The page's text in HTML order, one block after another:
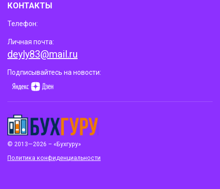
© 2013—2026 – «Бухгуру»
Политика конфиденциальности
КОНТАКТЫ
Телефон:
Личная почта:
deyly83@mail.ru
Подписывайтесь на новости: